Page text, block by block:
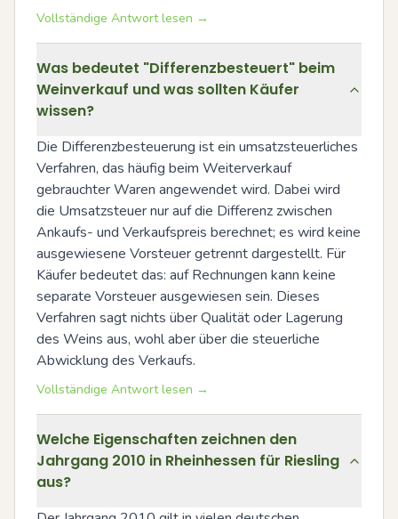
Vollständige Antwort lesen →
Was bedeutet "Differenzbesteuert" beim
Weinverkauf und was sollten Käufer
wissen?
Die Differenzbesteuerung ist ein umsatzsteuerliches
Verfahren, das häufig beim Weiterverkauf
gebrauchter Waren angewendet wird. Dabei wird
die Umsatzsteuer nur auf die Differenz zwischen
Ankaufs- und Verkaufspreis berechnet; es wird keine
ausgewiesene Vorsteuer getrennt dargestellt. Für
Käufer bedeutet das: auf Rechnungen kann keine
separate Vorsteuer ausgewiesen sein. Dieses
Verfahren sagt nichts über Qualität oder Lagerung
des Weins aus, wohl aber über die steuerliche
Abwicklung des Verkaufs.
Vollständige Antwort lesen →
Welche Eigenschaften zeichnen den
Jahrgang 2010 in Rheinhessen für Riesling
aus?